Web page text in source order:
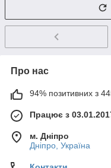
Про нас
94% позитивних з
Працює з
м. Дніпро
Дніпро, Україна